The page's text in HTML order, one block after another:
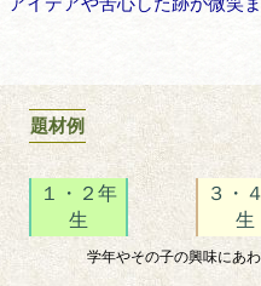
題材例
１・２年
生
３・
生
学年やその子の興味にあ